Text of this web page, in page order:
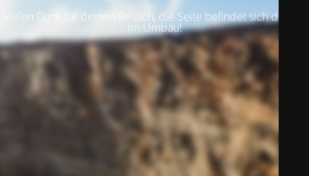
Vielen Dank für deinen Besuch, die Seite befindet sich derzeit
im Umbau!